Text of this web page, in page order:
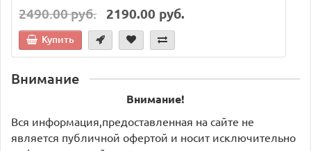
2490.00 руб. 2190.00 руб.
Купить
Внимание
Внимание!
Вся информация,предоставленная на сайте не
является публичной офертой и носит исключительно